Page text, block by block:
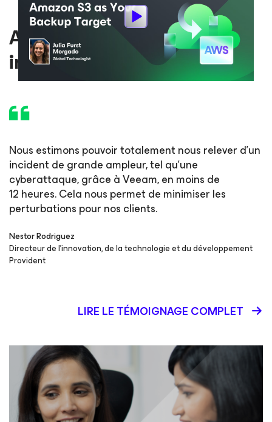
Assurez la reprise après
incident à grande échelle
Nous estimons pouvoir totalement nous relever d’un
incident de grande ampleur, tel qu’une
cyberattaque, grâce à Veeam, en moins de
12 heures. Cela nous permet de minimiser les
perturbations pour nos clients.
Nestor Rodriguez
Directeur de l’innovation, de la technologie et du développement
Provident
LIRE LE TÉMOIGNAGE COMPLET